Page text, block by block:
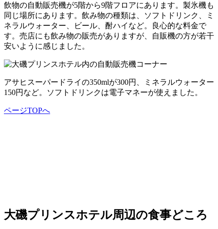
飲物の自動販売機が5階から9階フロアにあります。製氷機も
同じ場所にあります。飲み物の種類は、ソフトドリンク、ミ
ネラルウォーター、ビール、酎ハイなど。良心的な料金で
す。売店にも飲み物の販売がありますが、自販機の方が若干
安いように感じました。
アサヒスーパードライの350mlが300円、ミネラルウォーター
150円など。ソフトドリンクは電子マネーが使えました。
ページTOPへ
大磯プリンスホテル周辺の食事どころ